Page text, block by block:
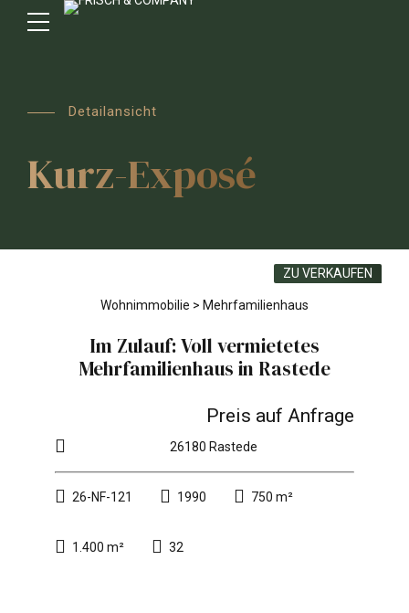
Detailansicht
Kurz-Exposé
Wohnimmobilie > Mehrfamilienhaus
ZU VERKAUFEN
Im Zulauf: Voll vermietetes
Mehrfamilienhaus in Rastede
26180 Rastede
Preis auf Anfrage
26-NF-121 1990 750 m²
1.400 m² 32